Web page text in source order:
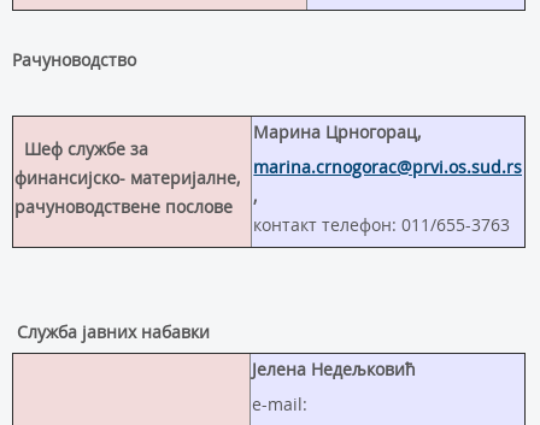
Рачуноводство
Шеф службе за
финансијско- материјалне,
рачуноводствене послове
Марина Црногорац,
marina.crnogorac@prvi.os.sud.rs
,
контакт телефон: 011/655-3763
Служба јавних набавки
Јелена Недељковић
e-mail: